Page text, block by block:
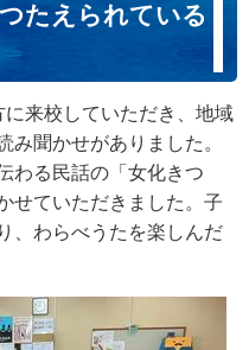
たえられている
来校していただき、地域
み聞かせがありました。
わる民話の「女化きつ
せていただきました。子
、わらべうたを楽しんだ